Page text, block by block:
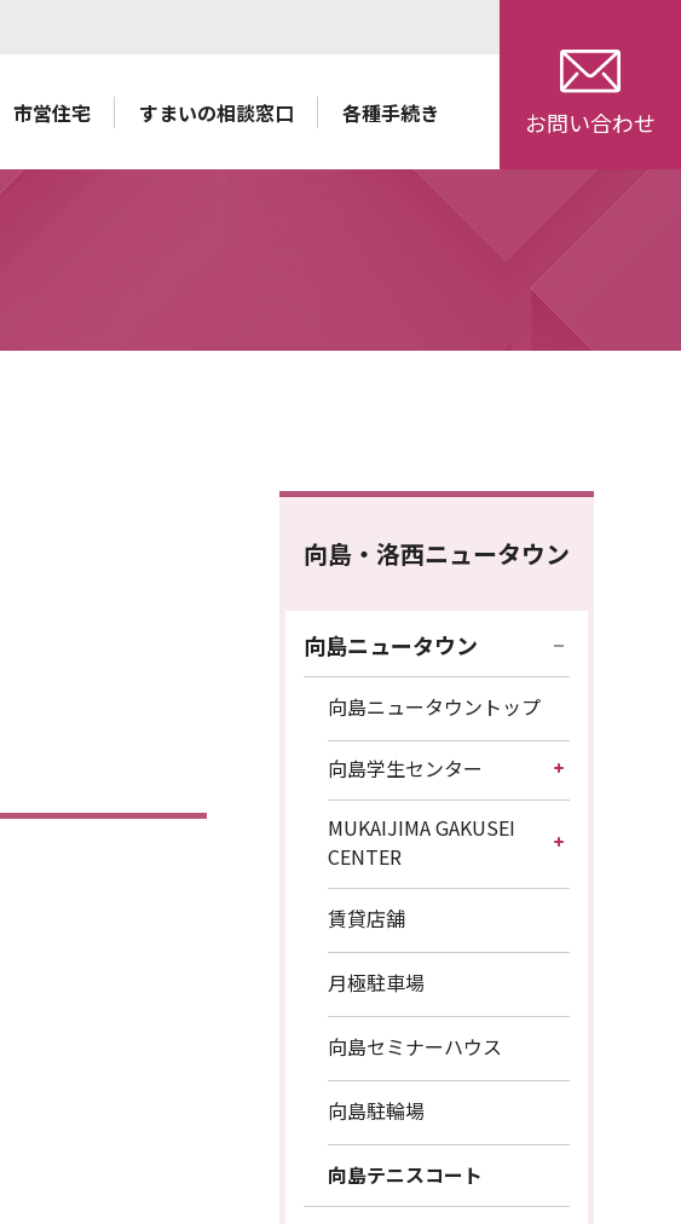
市営住宅 すまいの相談窓口 各種手続き お問い合わせ
向島・洛西ニュータウン
向島ニュータウン
向島ニュータウントップ
向島学生センター
MUKAIJIMA GAKUSEI
CENTER
賃貸店舗
月極駐車場
向島セミナーハウス
向島駐輪場
向島テニスコート